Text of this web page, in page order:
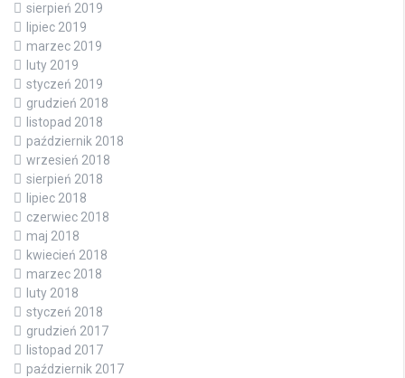
sierpień 2019
lipiec 2019
marzec 2019
luty 2019
styczeń 2019
grudzień 2018
listopad 2018
październik 2018
wrzesień 2018
sierpień 2018
lipiec 2018
czerwiec 2018
maj 2018
kwiecień 2018
marzec 2018
luty 2018
styczeń 2018
grudzień 2017
listopad 2017
październik 2017